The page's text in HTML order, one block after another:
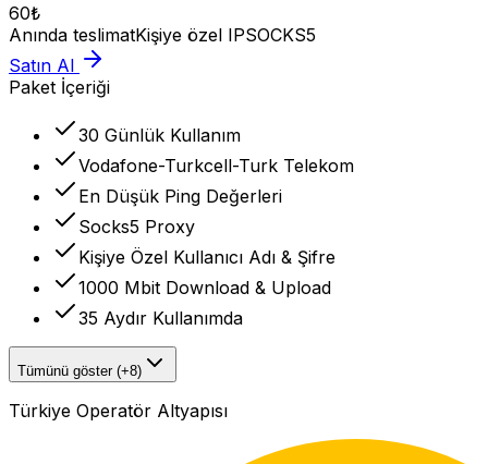
60₺
Anında teslimatKişiye özel IPSOCKS5
Satın Al
Paket İçeriği
30 Günlük Kullanım
Vodafone-Turkcell-Turk Telekom
En Düşük Ping Değerleri
Socks5 Proxy
Kişiye Özel Kullanıcı Adı & Şifre
1000 Mbit Download & Upload
35 Aydır Kullanımda
Tümünü göster (+8)
Türkiye Operatör Altyapısı